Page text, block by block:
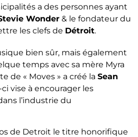
a des personnes ayant
Wonder & le fondateur du
les clefs de Détroit.
bien sûr, mais également
temps avec sa mère Myra
de « Moves » a créé la Sean
ci vise à encourager les
l’industrie du
de Detroit le titre honorifique